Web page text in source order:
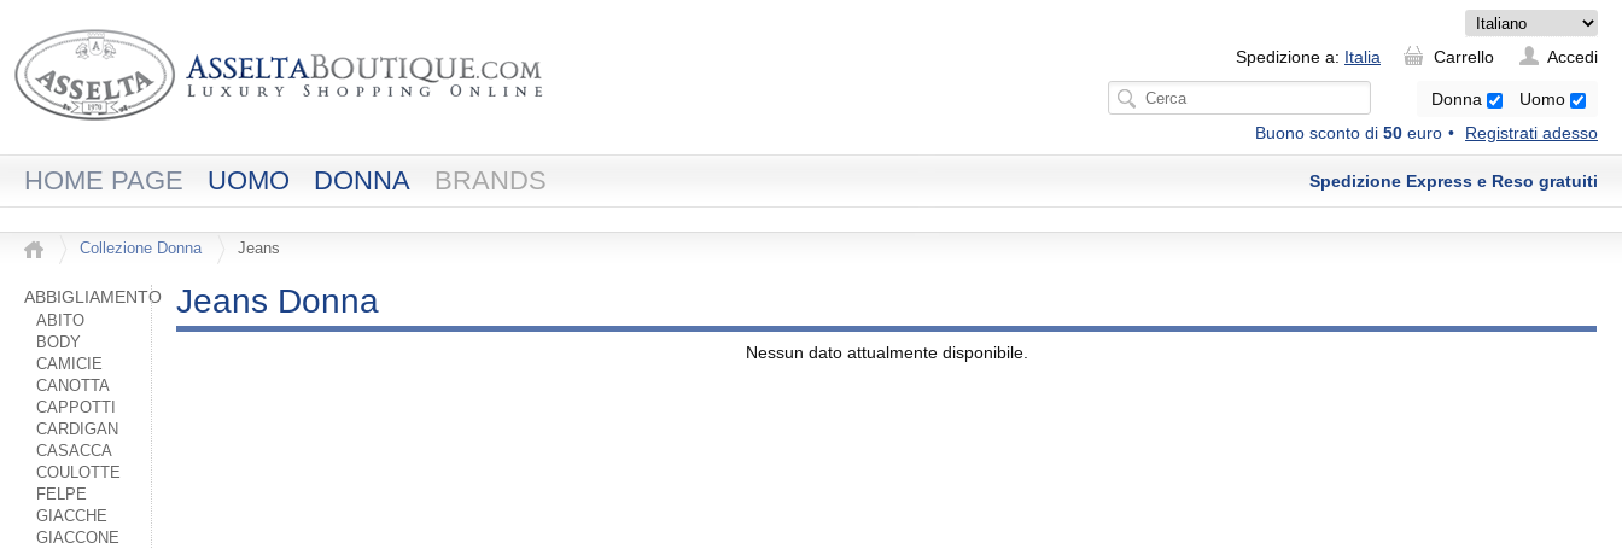
Spedizione a: Italia Carrello Accedi
Donna
Uomo
Buono sconto di 50 euro Registrati adesso
HOME PAGE UOMO DONNA BRANDS Spedizione Express e Reso gratuiti
Collezione Donna Jeans
ABBIGLIAMENTO
ABITO
BODY
CAMICIE
CANOTTA
CAPPOTTI
CARDIGAN
CASACCA
COULOTTE
FELPE
GIACCHE
GIACCONE
Jeans Donna
Nessun dato attualmente disponibile.